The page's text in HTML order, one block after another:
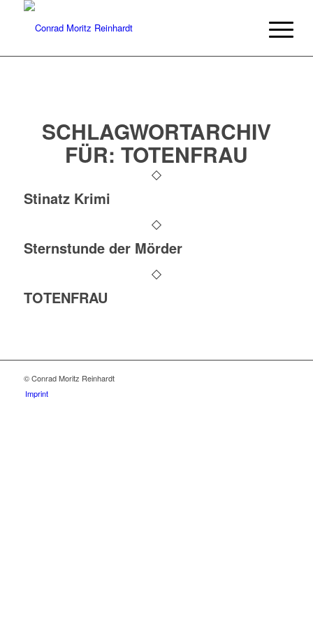
SCHLAGWORTARCHIV
FÜR: TOTENFRAU
Stinatz Krimi
Sternstunde der Mörder
TOTENFRAU
© Conrad Moritz Reinhardt
Imprint